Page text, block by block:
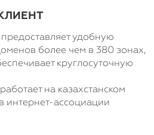
удобную
более чем в 380 зонах,
круглосуточную
на казахстанском
интернет-ассоциации